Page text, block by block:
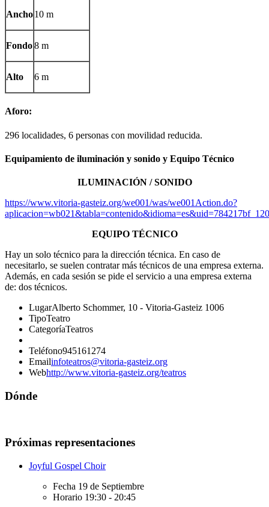
Ancho10 m
Fondo8 m
Alto 6 m
Aforo:
296 localidades, 6 personas con movilidad reducida.
Equipamiento de iluminación y sonido y Equipo Técnico
ILUMINACIÓN / SONIDO
https://www.vitoria-gasteiz.org/we001/was/we001Action.do?
EQUIPO TÉCNICO
Hay un solo técnico para la dirección técnica. En caso de
necesitarlo, se suelen contratar más técnicos de una empresa externa.
Además, en cada sesión se pide el servicio a una empresa externa
de: dos técnicos.
LugarAlberto Schommer, 10 - Vitoria-Gasteiz 1006
TipoTeatro
CategoríaTeatros
Teléfono945161274
Emailinfoteatros@vitoria-gasteiz.org
Webhttp://www.vitoria-gasteiz.org/teatros
Dónde
Próximas representaciones
Joyful Gospel Choir
Fecha 19 de Septiembre
Horario 19:30 - 20:45